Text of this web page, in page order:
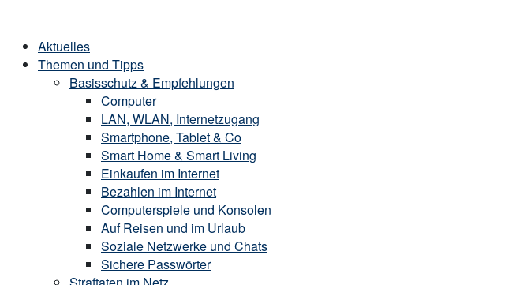
content
Menu Aktuelles
Themen und Tipps
Basisschutz & Empfehlungen
Computer
LAN, WLAN, Internetzugang
Smartphone, Tablet & Co
Smart Home & Smart Living
Einkaufen im Internet
Bezahlen im Internet
Computerspiele und Konsolen
Auf Reisen und im Urlaub
Soziale Netzwerke und Chats
Sichere Passwörter